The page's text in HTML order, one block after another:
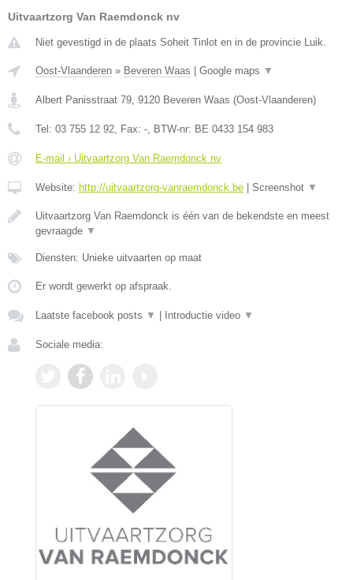
Uitvaartzorg Van Raemdonck nv
Niet gevestigd in de plaats Soheit Tinlot en in de provincie Luik.
Oost-Vlaanderen » Beveren Waas Google maps ▼
Albert Panisstraat 79, 9120 Beveren Waas (Oost-Vlaanderen)
Tel: 03 755 12 92, Fax: -, BTW-nr: BE 0433 154 983
E-mail › Uitvaartzorg Van Raemdonck nv
Website: http://uitvaartzorg-vanraemdonck.be Screenshot ▼
Uitvaartzorg Van Raemdonck is één van de bekendste en meest
gevraagde ▼
Diensten: Unieke uitvaarten op maat
Er wordt gewerkt op afspraak.
Laatste facebook posts ▼ Introductie video ▼
Sociale media: